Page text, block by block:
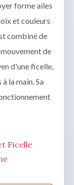
forme ailes
et couleurs
combiné de
de
d'une ficelle,
la main. Sa